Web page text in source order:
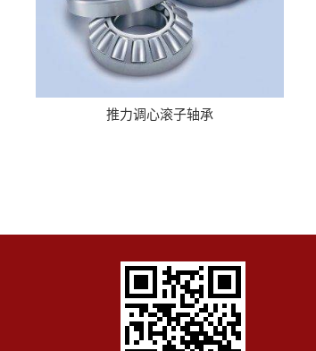
推力调心滚子轴承